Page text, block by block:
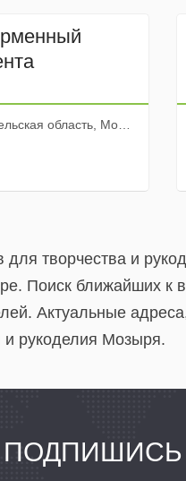
Мозырь, Советская улица, 132
для творчества и
Поиск ближайших к
Актуальные
рукоделия Мозыря.
ПОДПИШИСЬ